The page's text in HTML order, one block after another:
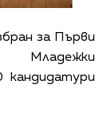
за Първи
Младежки
кандидатури